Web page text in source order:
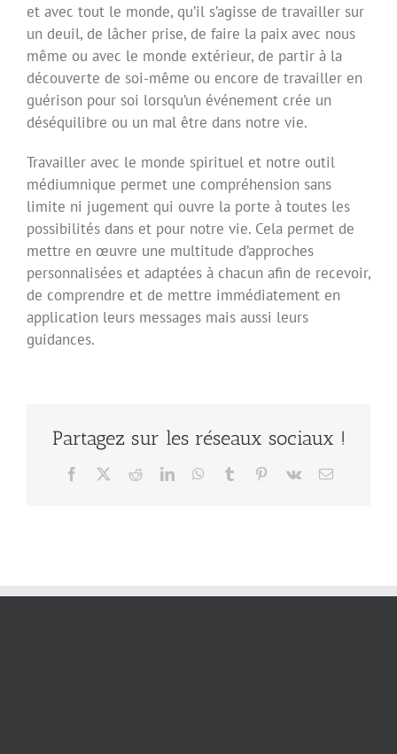
et avec tout le monde, qu’il s’agisse de travailler sur
un deuil, de lâcher prise, de faire la paix avec nous
même ou avec le monde extérieur, de partir à la
découverte de soi-même ou encore de travailler en
guérison pour soi lorsqu’un événement crée un
déséquilibre ou un mal être dans notre vie.
Travailler avec le monde spirituel et notre outil
médiumnique permet une compréhension sans
limite ni jugement qui ouvre la porte à toutes les
possibilités dans et pour notre vie. Cela permet de
mettre en œuvre une multitude d’approches
personnalisées et adaptées à chacun afin de recevoir,
de comprendre et de mettre immédiatement en
application leurs messages mais aussi leurs
guidances.
Partagez sur les réseaux sociaux !
Facebook RedditLinkedInWhatsApp
Tumblr Pinterest
Vk Email